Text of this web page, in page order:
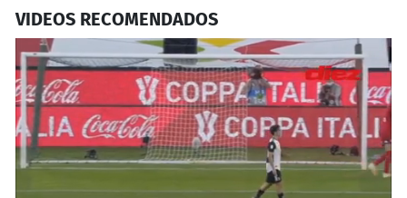
VIDEOS RECOMENDADOS